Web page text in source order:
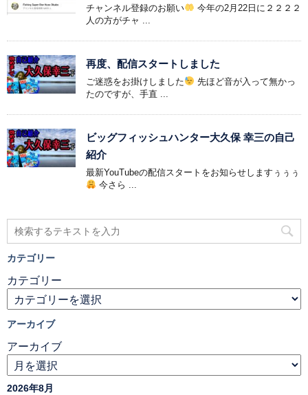
チャンネル登録のお願い
今年の2月22日に２２２２
人の方がチャ ...
再度、配信スタートしました
ご迷惑をお掛けしました
先ほど音が入って無かっ
たのですが、手直 ...
ビッグフィッシュハンター大久保 幸三の自己
紹介
最新YouTubeの配信スタートをお知らせしますぅぅぅ
今さら ...
カテゴリー
カテゴリー
アーカイブ
アーカイブ
2026年8月